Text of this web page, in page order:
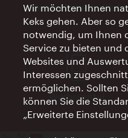
Vienna Experts Club
Werbemittel
Wir möchten Ihnen
Keks gehen. Aber so
notwendig, um Ihnen
Service zu bieten und
Websites und
Interessen
ermöglichen. Sollten
können Sie die
„Erweiterte